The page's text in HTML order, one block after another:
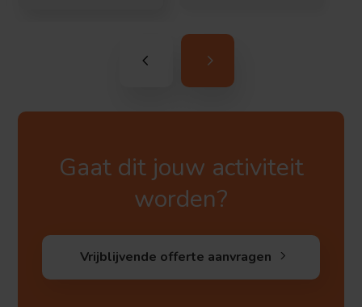
Gaat dit jouw activiteit
worden?
Vrijblijvende offerte aanvragen